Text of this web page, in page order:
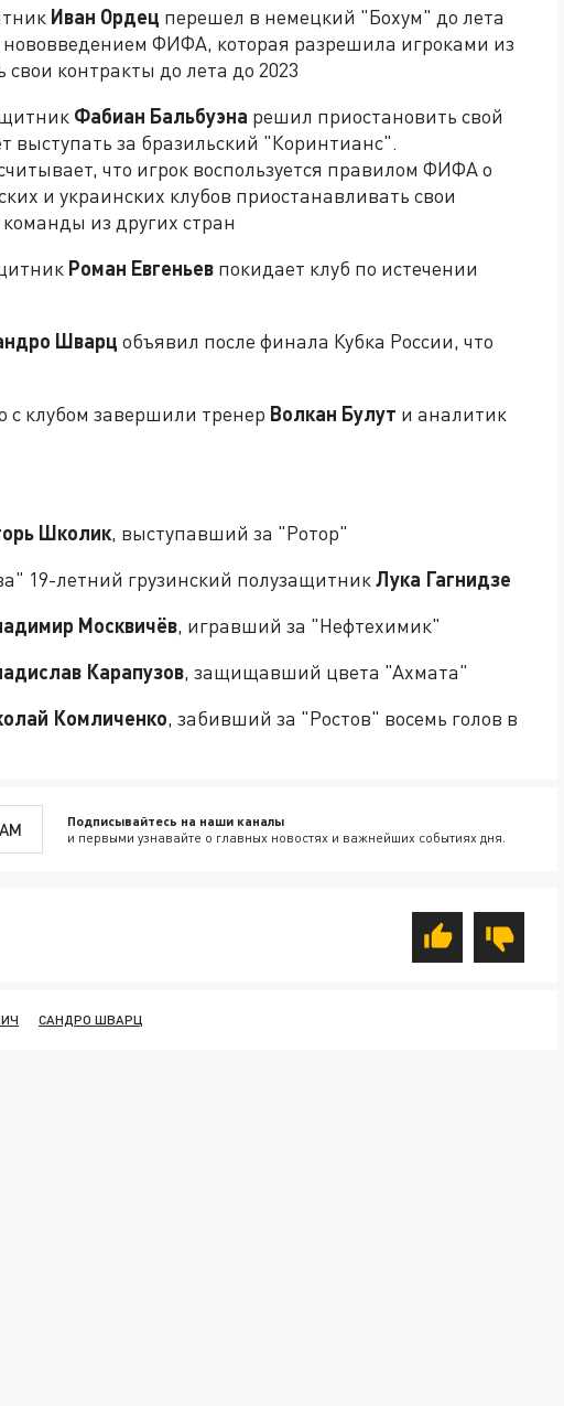
Иван Ордец перешел в немецкий "Бохум" до лета
нововведением ФИФА, которая разрешила игроками из
контракты до лета до 2023
Фабиан Бальбуэна решил приостановить свой
выступать за бразильский "Коринтианс".
что игрок воспользуется правилом ФИФА о
и украинских клубов приостанавливать свои
из других стран
Роман Евгеньев покидает клуб по истечении
Шварц объявил после финала Кубка России, что
с клубом завершили тренер Волкан Булут и аналитик
Школик, выступавший за "Ротор"
19-летний грузинский полузащитникЛука Гагнидзе
Москвичёв, игравший за "Нефтехимик"
Карапузов, защищавший цвета "Ахмата"
Комличенко, забивший за "Ростов" восемь голов в
Подписывайтесь на наши каналы
и первыми узнавайте о главных новостях и важнейших событиях дня.
САНДРО ШВАРЦ